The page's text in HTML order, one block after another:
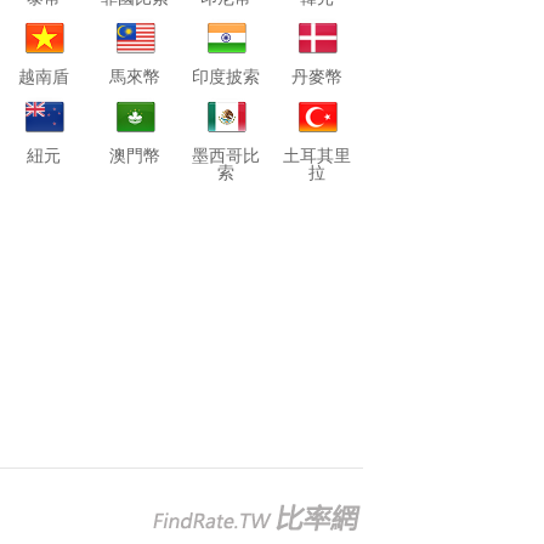
越南盾 馬來幣 印度披索 丹麥幣
紐元 澳門幣
墨西哥比
索
土耳其里
拉